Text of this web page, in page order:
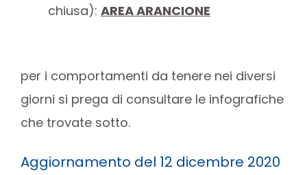
chiusa): AREA ARANCIONE
per i comportamenti da tenere nei diversi
giorni si prega di consultare le infografiche
che trovate sotto.
Aggiornamento del 12 dicembre 2020